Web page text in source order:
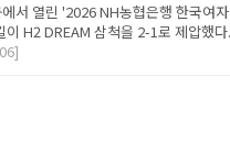
서 열린 '2026 NH농협은행 한국여
H2 DREAM 삼척을 2-1로 제압했